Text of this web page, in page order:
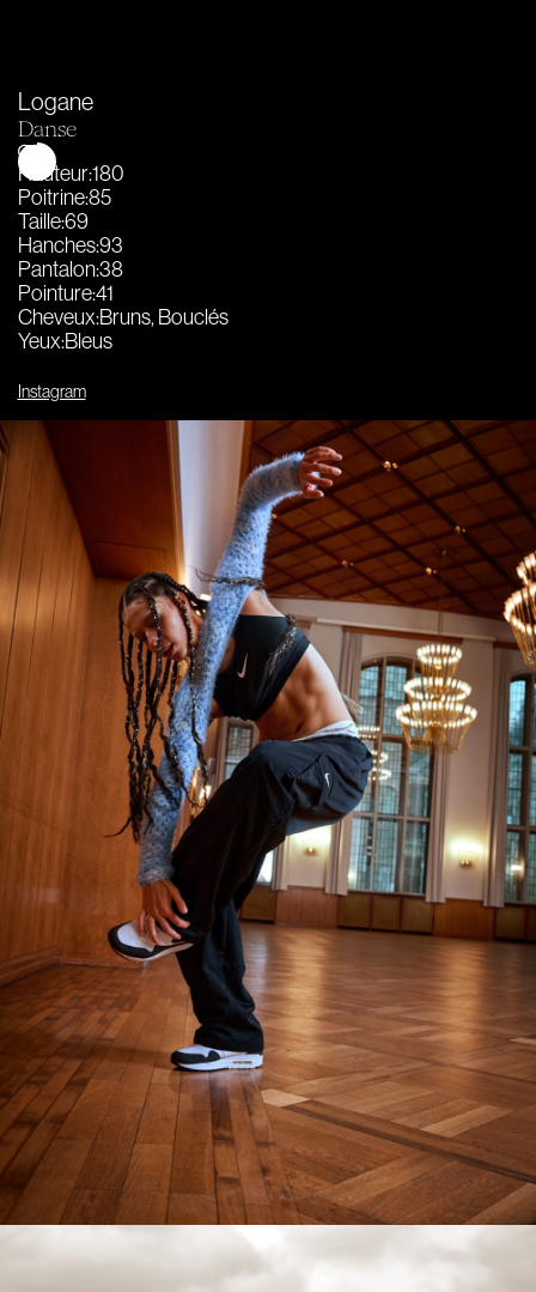
Logane
Danse
Hauteur:180
Poitrine:85
Taille:69
Hanches:93
Pantalon:38
Pointure:41
Cheveux:Bruns, Bouclés
Yeux:Bleus
Instagram